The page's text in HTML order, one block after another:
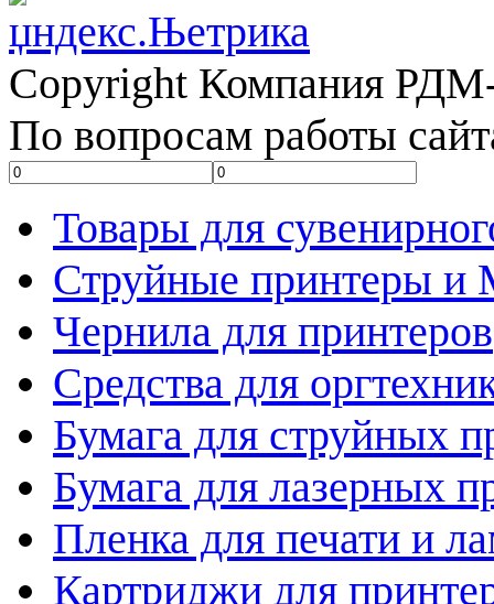
Copyright Компания
По вопросам работы
Товары для
Струйные принтеры
Чернила для принтеров
Средства для
Бумага для струйных
Бумага для лазерных
Пленка для печати и
Картриджи для